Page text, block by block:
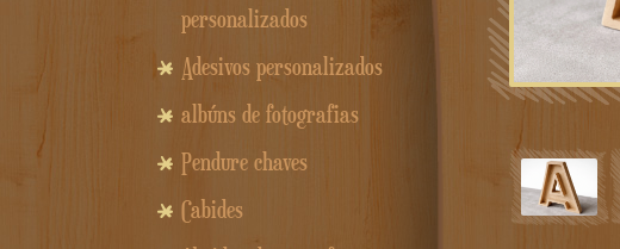
personalizados
Adesivos personalizados
albúns de fotografias
Pendure chaves
Cabides